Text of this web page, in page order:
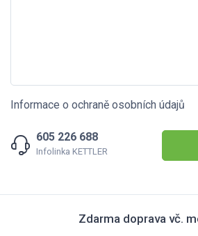
Informace o ochraně osobních údajů
605 226 688
Infolinka KETTLER
Zdarma doprava vč.